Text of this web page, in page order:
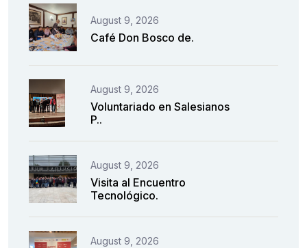
August 9, 2026
Café Don Bosco de.
August 9, 2026
Voluntariado en Salesianos
P..
August 9, 2026
Visita al Encuentro
Tecnológico.
August 9, 2026